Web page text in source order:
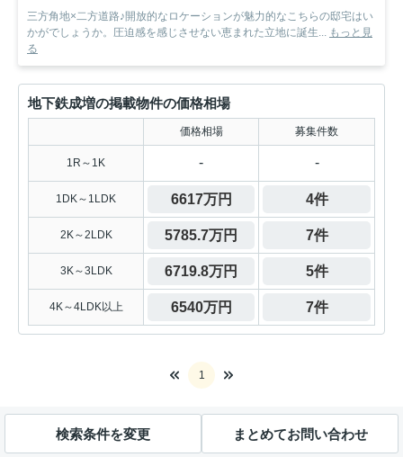
三方角地×二方道路♪開放的なロケーションが魅力的なこちらの邸宅はい
かがでしょうか。圧迫感を感じさせない恵まれた立地に誕生... もっと見
る
地下鉄成増の掲載物件の価格相場
価格相場 募集件数
1R～1K - -
1DK～1LDK 6617万円 4件
2K～2LDK 5785.7万円 7件
3K～3LDK 6719.8万円 5件
4K～4LDK以上 6540万円 7件
1
検索条件を変更 まとめてお問い合わせ